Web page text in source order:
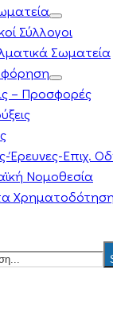
Σύλλογοι
Σωματεία
– Προσφορές
Έρευνες-Επιχ.
Νομοθεσία